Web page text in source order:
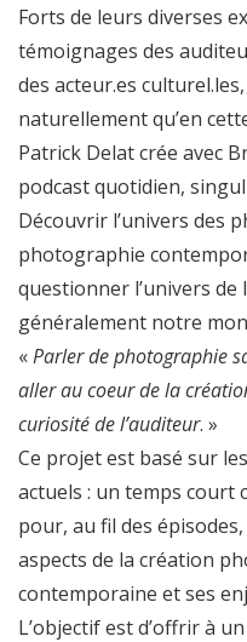
Forts de leurs diverses
témoignages des
des acteur.es
naturellement qu’en
Patrick Delat crée avec
podcast quotidien,
Découvrir l’univers des
photographie
questionner l’univers de
généralement notre
«Parler de photographie
aller au coeur de la
curiosité de l’auditeur. »
Ce projet est basé sur
actuels : un temps court
pour, au fil des
aspects de la création
contemporaine et ses
L’objectif est d’offrir à